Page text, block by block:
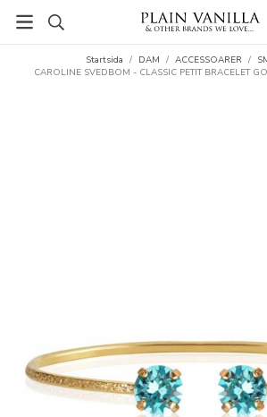
Startsida / DAM / ACCESSOARER /
CAROLINE SVEDBOM - CLASSIC PETIT BRACELET